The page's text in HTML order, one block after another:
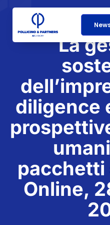
La
diligence
pacchetti
Online,